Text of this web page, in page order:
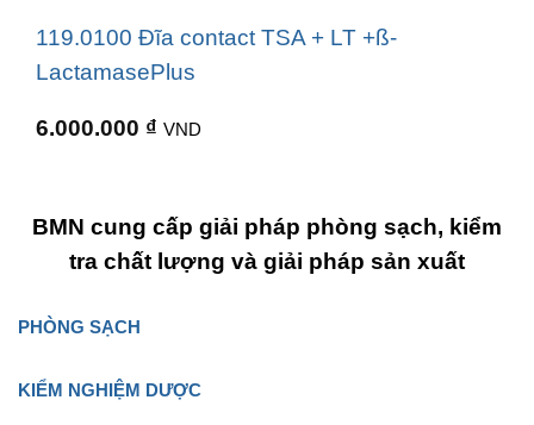
119.0100 Đĩa contact TSA + LT +ß-
LactamasePlus
6.000.000 ₫ VND
BMN cung cấp giải pháp phòng sạch, kiểm
tra chất lượng và giải pháp sản xuất
PHÒNG SẠCH
KIỂM NGHIỆM DƯỢC